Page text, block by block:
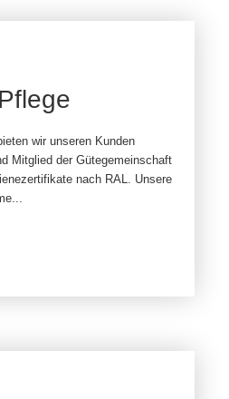
wir unseren Kunden
Mitglied der Gütegemeinschaft
nach RAL. Unsere